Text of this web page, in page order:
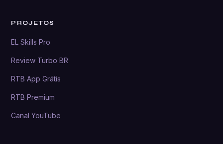
PROJETOS
EL Skills Pro
Review Turbo BR
RTB App Grátis
RTB Premium
Canal YouTube